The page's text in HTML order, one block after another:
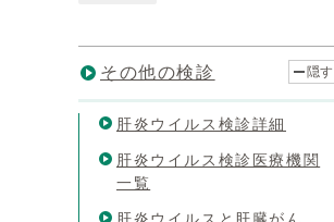
その他の検診 隠す
肝炎ウイルス検診詳細
肝炎ウイルス検診医療機関
一覧